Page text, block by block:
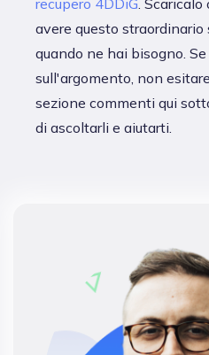
recupero 4DDiG. Scaricalo
avere questo
quando ne hai bisogno.
sull'argomento, non
sezione commenti qui
di ascoltarli e aiutarti.